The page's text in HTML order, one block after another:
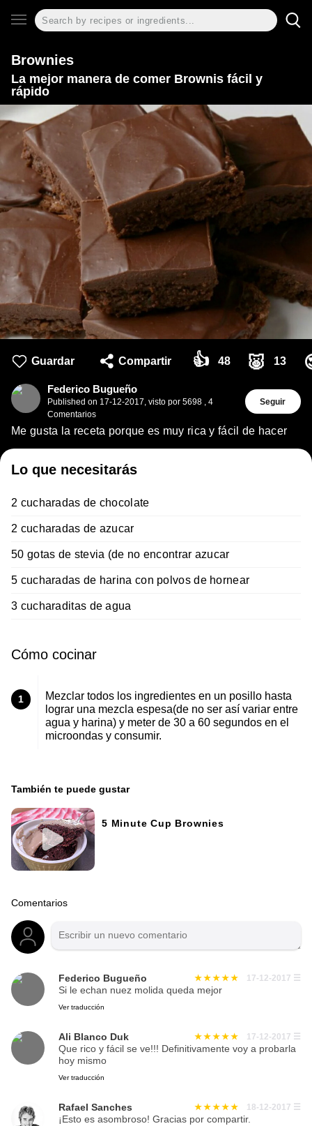
Brownies
La mejor manera de comer Brownis fácil y
rápido
Guardar Compartir 👍 48 🐷 13
Federico Bugueño
Published on 17-12-2017, visto por 5698 , 4
Comentarios
Seguir
Me gusta la receta porque es muy rica y fácil de hacer
Lo que necesitarás
2 cucharadas de chocolate
2 cucharadas de azucar
50 gotas de stevia (de no encontrar azucar
5 cucharadas de harina con polvos de hornear
3 cucharaditas de agua
Cómo cocinar
1
Mezclar todos los ingredientes en un posillo hasta
lograr una mezcla espesa(de no ser así variar entre
agua y harina) y meter de 30 a 60 segundos en el
microondas y consumir.
También te puede gustar
5 Minute Cup Brownies
Comentarios
Federico Bugueño 17-12-2017 ☰
Si le echan nuez molida queda mejor
Ver traducción
Ali Blanco Duk 17-12-2017 ☰
Que rico y fácil se ve!!! Definitivamente voy a probarla
hoy mismo
Ver traducción
Rafael Sanches 18-12-2017 ☰
¡Esto es asombroso! Gracias por compartir.